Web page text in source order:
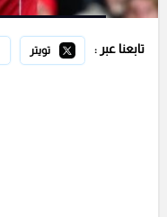
تابعنا عبر : تويتر